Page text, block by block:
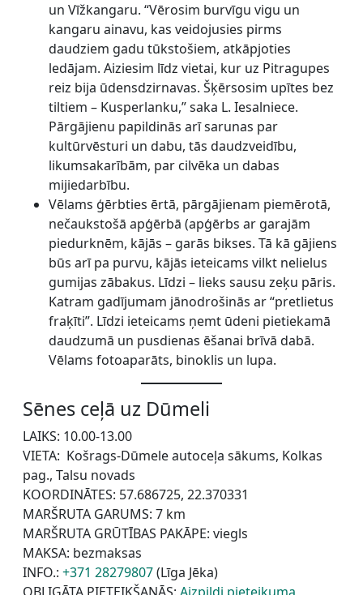
un Vīžkangaru. “Vērosim burvīgu vigu un
kangaru ainavu, kas veidojusies pirms
daudziem gadu tūkstošiem, atkāpjoties
ledājam. Aiziesim līdz vietai, kur uz Pitragupes
reiz bija ūdensdzirnavas. Šķērsosim upītes bez
tiltiem – Kusperlanku,” saka L. Iesalniece.
Pārgājienu papildinās arī sarunas par
kultūrvēsturi un dabu, tās daudzveidību,
likumsakarībām, par cilvēka un dabas
mijiedarbību.
Vēlams ģērbties ērtā, pārgājienam piemērotā,
nečaukstošā apģērbā (apģērbs ar garajām
piedurknēm, kājās – garās bikses. Tā kā gājiens
būs arī pa purvu, kājās ieteicams vilkt nelielus
gumijas zābakus. Līdzi – lieks sausu zeķu pāris.
Katram gadījumam jānodrošinās ar “pretlietus
fraķīti”. Līdzi ieteicams ņemt ūdeni pietiekamā
daudzumā un pusdienas ēšanai brīvā dabā.
Vēlams fotoaparāts, binoklis un lupa.
Sēnes ceļā uz Dūmeli
LAIKS: 10.00-13.00
VIETA: Košrags-Dūmele autoceļa sākums, Kolkas
pag., Talsu novads
KOORDINĀTES: 57.686725, 22.370331
MARŠRUTA GARUMS: 7 km
MARŠRUTA GRŪTĪBAS PAKĀPE: viegls
MAKSA: bezmaksas
INFO.: +371 28279807(Līga Jēka)